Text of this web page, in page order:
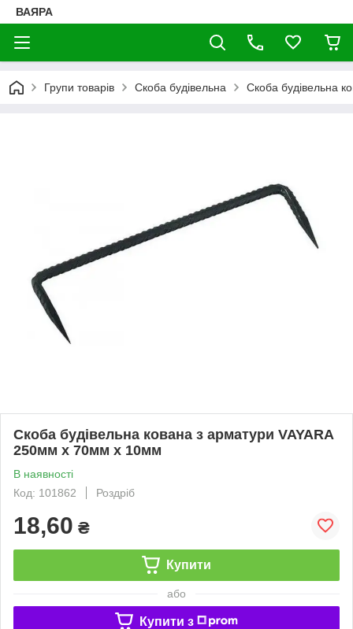
ВАЯРА
Групи товарів Скоба будівельна Скоба будівельна
Скоба будівельна кована з арматури VAYARA
250мм х 70мм х 10мм
В наявності
Код: 101862
Роздріб
18,60 ₴
Купити
або
Купити з